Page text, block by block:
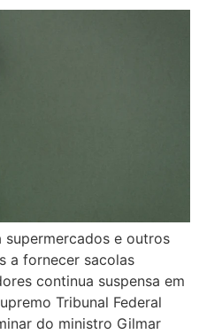
e outros
a fornecer sacolas
continua suspensa em
Tribunal Federal
do ministro Gilmar